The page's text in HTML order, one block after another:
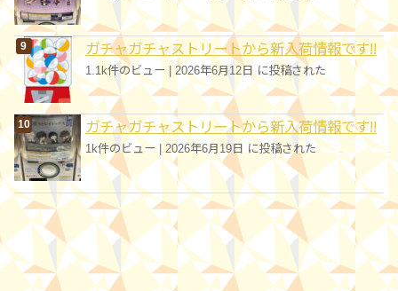
ガチャガチャストリートから新入荷情報です!!
1.1k件のビュー 2026年6月12日 に投稿された
ガチャガチャストリートから新入荷情報です!!
1k件のビュー|2026年6月19日 に投稿された